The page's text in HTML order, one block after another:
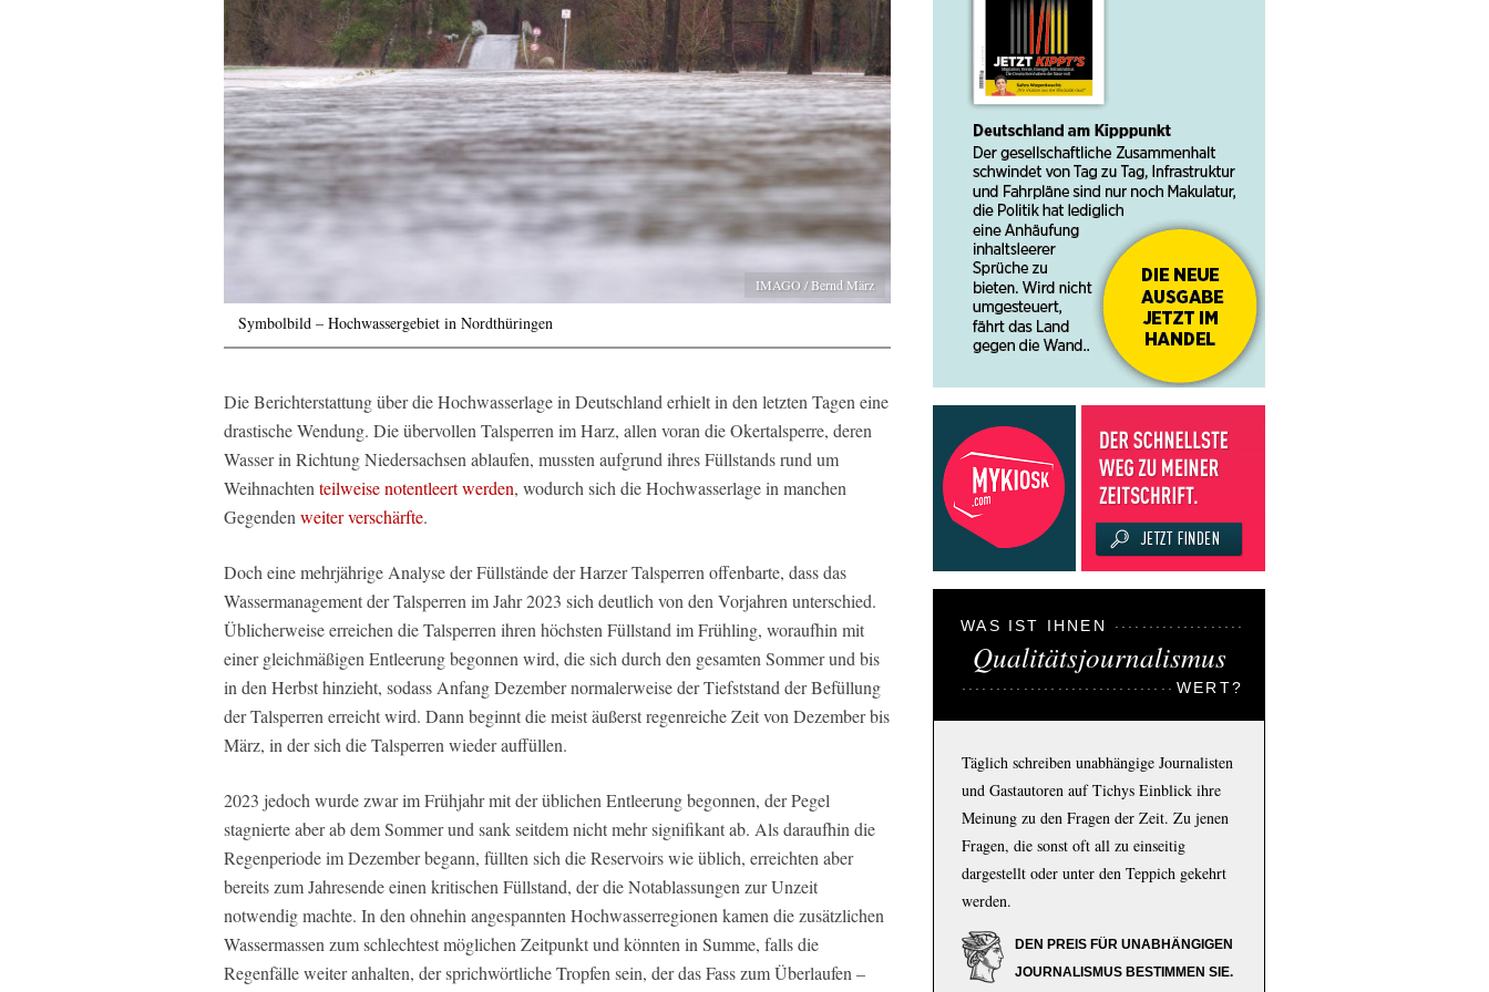
IMAGO / Bernd März
Symbolbild – Hochwassergebiet in Nordthüringen
Die Berichterstattung über die Hochwasserlage in Deutschland erhielt in den letzten Tagen eine
drastische Wendung. Die übervollen Talsperren im Harz, allen voran die Okertalsperre, deren
Wasser in Richtung Niedersachsen ablaufen, mussten aufgrund ihres Füllstands rund um
Weihnachten teilweise notentleert werden, wodurch sich die Hochwasserlage in manchen
Gegenden weiter verschärfte.
Doch eine mehrjährige Analyse der Füllstände der Harzer Talsperren offenbarte, dass das
Wassermanagement der Talsperren im Jahr 2023 sich deutlich von den Vorjahren unterschied.
Üblicherweise erreichen die Talsperren ihren höchsten Füllstand im Frühling, woraufhin mit
einer gleichmäßigen Entleerung begonnen wird, die sich durch den gesamten Sommer und bis
in den Herbst hinzieht, sodass Anfang Dezember normalerweise der Tiefststand der Befüllung
der Talsperren erreicht wird. Dann beginnt die meist äußerst regenreiche Zeit von Dezember bis
März, in der sich die Talsperren wieder auffüllen.
2023 jedoch wurde zwar im Frühjahr mit der üblichen Entleerung begonnen, der Pegel
stagnierte aber ab dem Sommer und sank seitdem nicht mehr signifikant ab. Als daraufhin die
Regenperiode im Dezember begann, füllten sich die Reservoirs wie üblich, erreichten aber
bereits zum Jahresende einen kritischen Füllstand, der die Notablassungen zur Unzeit
notwendig machte. In den ohnehin angespannten Hochwasserregionen kamen die zusätzlichen
Wassermassen zum schlechtest möglichen Zeitpunkt und könnten in Summe, falls die
Regenfälle weiter anhalten, der sprichwörtliche Tropfen sein, der das Fass zum Überlaufen –
WAS IST IHNEN
Qualitätsjournalismus
WERT?
Täglich schreiben unabhängige Journalisten
und Gastautoren auf Tichys Einblick ihre
Meinung zu den Fragen der Zeit. Zu jenen
Fragen, die sonst oft all zu einseitig
dargestellt oder unter den Teppich gekehrt
werden.
DEN PREIS FÜR UNABHÄNGIGEN
JOURNALISMUS BESTIMMEN SIE.